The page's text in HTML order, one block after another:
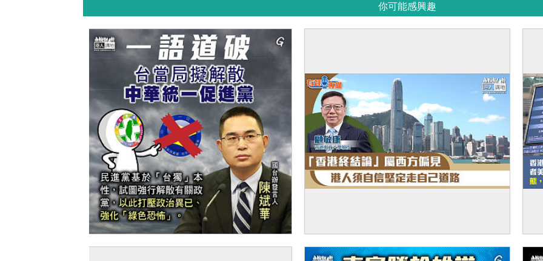
你可能感興趣
論」屬西方偏見 港人須自信堅定走自己道路